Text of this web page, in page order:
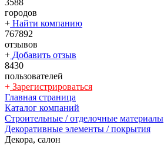
3588
городов
+ Найти компанию
767892
отзывов
+ Добавить отзыв
8430
пользователей
+ Зарегистрироваться
Главная страница
Каталог компаний
Строительные / отделочные материалы
Декоративные элементы / покрытия
Декора, салон